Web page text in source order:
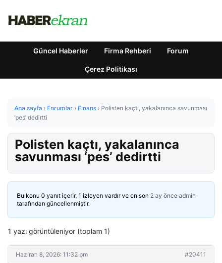
Güncel Haberler Firma Rehberi Forum
Çerez Politikası
Ana sayfa › Forumlar › Finans › Polisten kaçtı, yakalanınca savunması
‘pes’ dedirtti
Polisten kaçtı, yakalanınca
savunması ‘pes’ dedirtti
Bu konu 0 yanıt içerir, 1 izleyen vardır ve en son 2 ay önce admin
tarafından güncellenmiştir.
1 yazı görüntüleniyor (toplam 1)
Haziran 8, 2026: 11:32 pm #20411